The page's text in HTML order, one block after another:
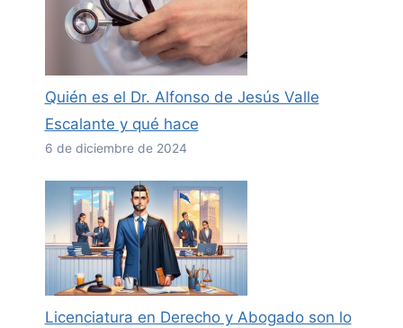
Quién es el Dr. Alfonso de Jesús Valle
Escalante y qué hace
6 de diciembre de 2024
Licenciatura en Derecho y Abogado son lo